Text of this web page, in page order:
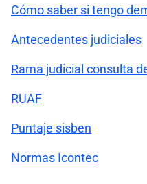
Cómo saber si tengo
Antecedentes judiciales
Rama judicial consulta
RUAF
Puntaje sisben
Normas Icontec